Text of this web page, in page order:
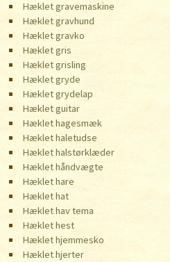
Hæklet gravemaskine
Hæklet gravhund
Hæklet gravko
Hæklet gris
Hæklet grisling
Hæklet gryde
Hæklet grydelap
Hæklet guitar
Hæklet hagesmæk
Hæklet haletudse
Hæklet halstørklæder
Hæklet håndvægte
Hæklet hare
Hæklet hat
Hæklet hav tema
Hæklet hest
Hæklet hjemmesko
Hæklet hjerter